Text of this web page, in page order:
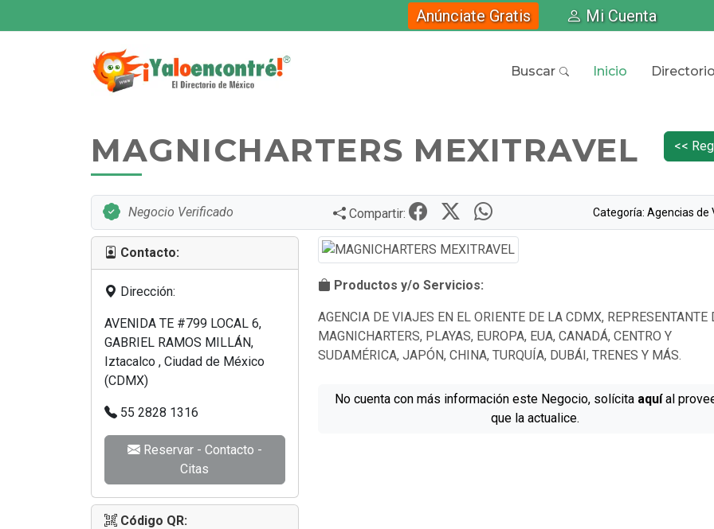
Anúnciate Gratis Mi Cuenta
Buscar Inicio
MAGNICHARTERS MEXITRAVEL <<
Negocio Verificado Compartir: Categoría: Agencias de
Contacto:
Dirección:
AVENIDA TE #799 LOCAL 6,
GABRIEL RAMOS MILLÁN,
Iztacalco , Ciudad de México
(CDMX)
55 2828 1316
Reservar - Contacto -
Citas
Código QR:
Productos y/o Servicios:
AGENCIA DE VIAJES EN EL ORIENTE DE LA CDMX, REPRESENTANTE
MAGNICHARTERS, PLAYAS, EUROPA, EUA, CANADÁ, CENTRO Y
SUDAMÉRICA, JAPÓN, CHINA, TURQUÍA, DUBÁI, TRENES Y MÁS.
No cuenta con más información este Negocio, solícita aquíal
que la actualice.